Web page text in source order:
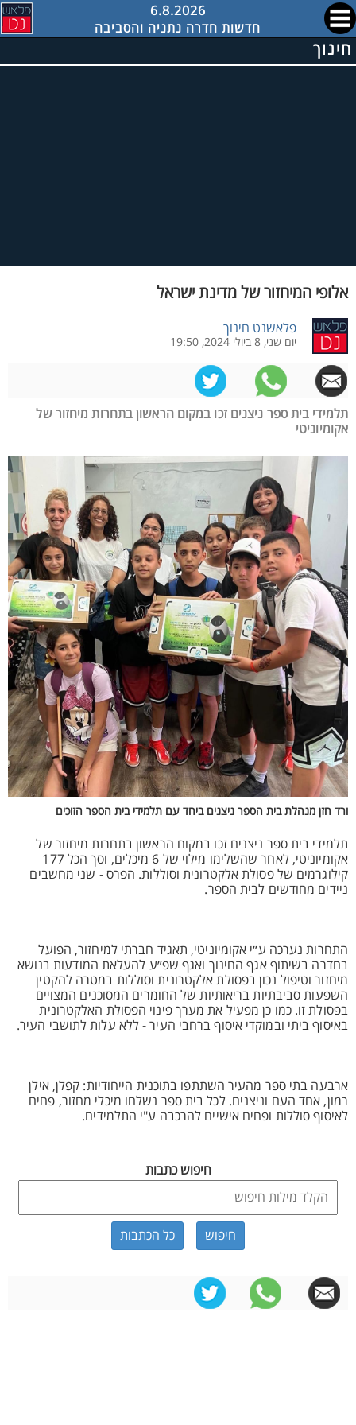
6.8.2026
חדשות חדרה נתניה והסביבה
חינוך
אלופי המיחזור של מדינת ישראל
פלאשנט חינוך
יום שני, 8 ביולי 2024, 19:50
תלמידי בית ספר ניצנים זכו במקום הראשון בתחרות מיחזור של
אקומיוניטי
ורד חזן מנהלת בית הספר ניצנים ביחד עם תלמידי בית הספר הזוכים
תלמידי בית ספר ניצנים זכו במקום הראשון בתחרות מיחזור של
אקומיוניטי, לאחר שהשלימו מילוי של 6 מיכלים, וסך הכל 177
קילוגרמים של פסולת אלקטרונית וסוללות. הפרס - שני מחשבים
ניידים מחודשים לבית הספר.
התחרות נערכה ע״י אקומיוניטי, תאגיד חברתי למיחזור, הפועל
בחדרה בשיתוף אגף החינוך ואגף שפ״ע להעלאת המודעות בנושא
מיחזור וטיפול נכון בפסולת אלקטרונית וסוללות במטרה להקטין
השפעות סביבתיות בריאותיות של החומרים המסוכנים המצויים
בפסולת זו. כמו כן מפעיל את מערך פינוי הפסולת האלקטרונית
באיסוף ביתי ובמוקדי איסוף ברחבי העיר - ללא עלות לתושבי העיר.
ארבעה בתי ספר מהעיר השתתפו בתוכנית הייחודיות: קפלן, אילן
רמון, אחד העם וניצנים. לכל בית ספר נשלחו מיכלי מחזור, פחים
לאיסוף סוללות ופחים אישיים להרכבה ע"י התלמידים.
חיפוש כתבות
כל הכתבות